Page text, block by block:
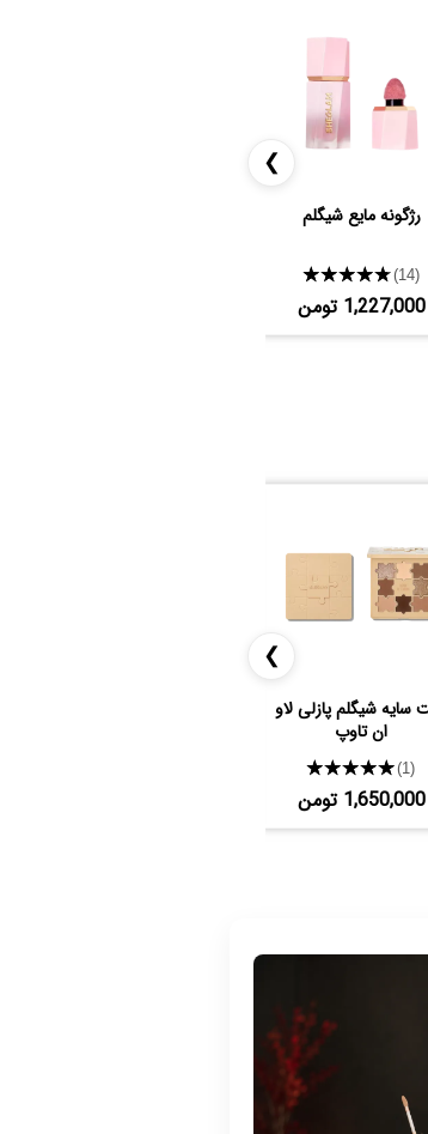
رژگونه مایع شیگلم
★★★★★(14)
1,227,000 تومن
❯
سایه شیگلم پازلی لاو
ان تاوپ
★★★★★(1)
1,650,000 تومن
❯